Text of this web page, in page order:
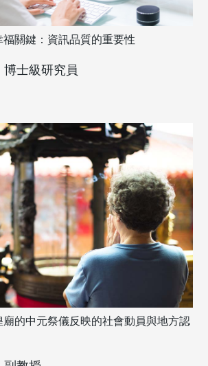
關鍵：資訊品質的重要性
博士級研究員
的中元祭儀反映的社會動員與地方認